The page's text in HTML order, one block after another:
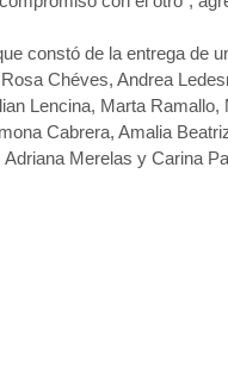
constó de la entrega de
Chéves, Andrea
Lencina, Marta
Cabrera, Amalia
Merelas y Carina